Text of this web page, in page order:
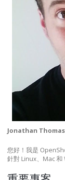
Jonathan Thomas
您好！我是
針對 Linux、Mac 和